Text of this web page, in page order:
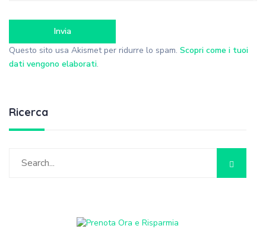
Questo sito usa Akismet per ridurre lo spam. Scopri come i tuoi
dati vengono elaborati.
Ricerca